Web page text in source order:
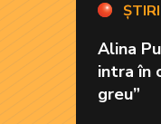
Alina
intra în
greu”